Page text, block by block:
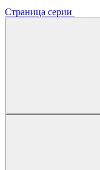
Страница серии